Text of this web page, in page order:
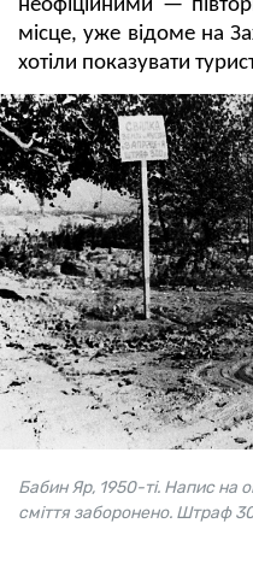
неофіційними —
місце, уже відоме на
хотіли показувати
Бабин Яр, 1950-ті. Напис на
сміття заборонено. Штраф